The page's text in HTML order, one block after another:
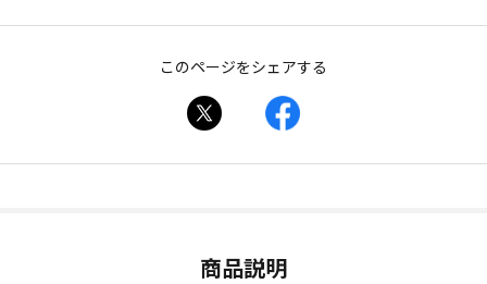
このページをシェアする
商品説明